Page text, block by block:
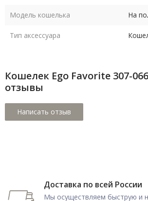
Модель кошелька На
Тип аксессуара
Кошелек Ego Favorite 307-
отзывы
Доставка по всей России
Мы осуществляем быструю и